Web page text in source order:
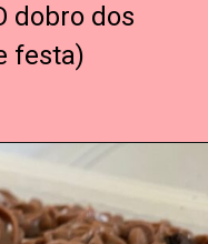
dobro dos
festa)